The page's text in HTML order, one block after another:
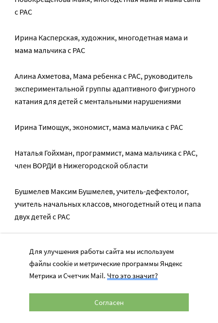
с РАС
Ирина Касперская, художник, многодетная мама и
мама мальчика с РАС
Алина Ахметова, Мама ребенка с РАС, руководитель
экспериментальной группы адаптивного фигурного
катания для детей с ментальными нарушениями
Ирина Тимощук, экономист, мама мальчика с РАС
Наталья Гойхман, программист, мама мальчика с РАС,
член ВОРДИ в Нижегородской области
Бушмелев Максим Бушмелев, учитель-дефектолог,
учитель начальных классов, многодетный отец и папа
двух детей с РАС
Светлана Дайнеко, мама мальчика с РАС
Алина Козыренко, мама мальчика с РАС
Для улучшения работы сайта мы используем
файлы cookie и метрические программы Яндекс
Метрика и Счетчик Mail. Что это значит?
Согласен